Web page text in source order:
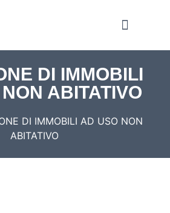
DI IMMOBILI
ABITATIVO
DI IMMOBILI AD USO NON
ABITATIVO